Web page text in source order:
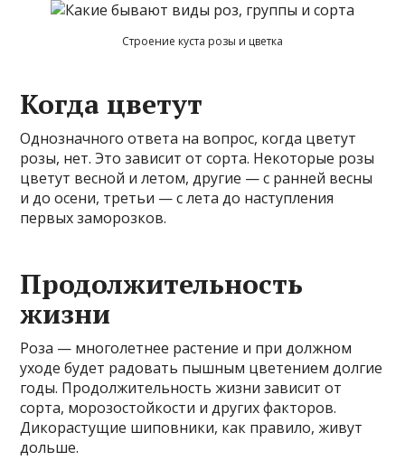
Строение куста розы и цветка
Когда цветут
Однозначного ответа на вопрос, когда цветут
розы, нет. Это зависит от сорта. Некоторые розы
цветут весной и летом, другие — с ранней весны
и до осени, третьи — с лета до наступления
первых заморозков.
Продолжительность
жизни
Роза — многолетнее растение и при должном
уходе будет радовать пышным цветением долгие
годы. Продолжительность жизни зависит от
сорта, морозостойкости и других факторов.
Дикорастущие шиповники, как правило, живут
дольше.